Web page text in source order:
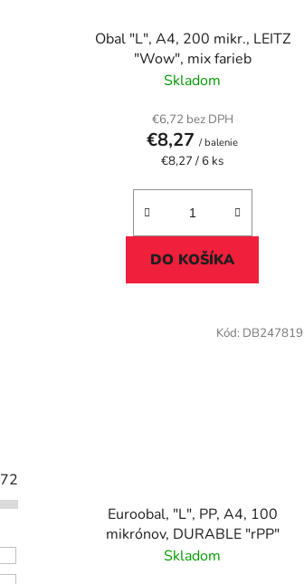
72
Obal "L", A4, 200 mikr., LEITZ
"Wow", mix farieb
Skladom
€6,72 bez DPH
€8,27/ balenie
Jednotková
€8,27 / 6 ks
DO KOŠÍKA
Euroobal, "L", PP, A4, 100
mikrónov, DURABLE "rPP"
Skladom
Kód: DB247819